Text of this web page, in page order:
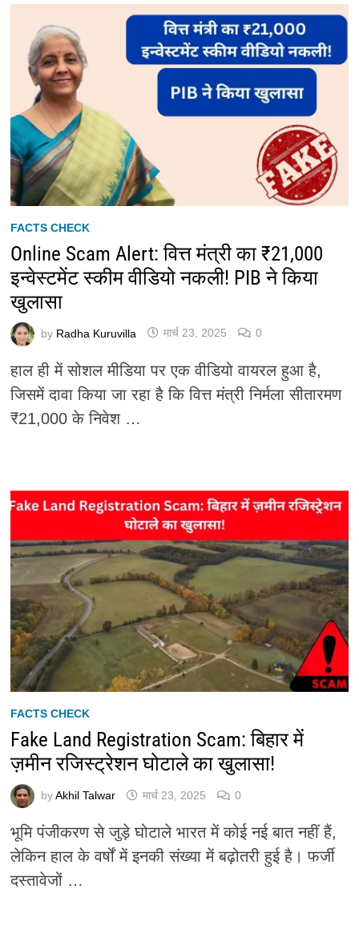
FACTS CHECK
Online Scam Alert: वित्त मंत्री का ₹21,000
इन्वेस्टमेंट स्कीम वीडियो नकली! PIB ने किया
खुलासा
by Radha Kuruvilla मार्च 23, 2025 0
हाल ही में सोशल मीडिया पर एक वीडियो वायरल हुआ है,
जिसमें दावा किया जा रहा है कि वित्त मंत्री निर्मला सीतारमण
₹21,000 के निवेश …
FACTS CHECK
Fake Land Registration Scam: बिहार में
ज़मीन रजिस्ट्रेशन घोटाले का खुलासा!
byAkhil Talwar मार्च 23, 2025 0
भूमि पंजीकरण से जुड़े घोटाले भारत में कोई नई बात नहीं हैं,
लेकिन हाल के वर्षों में इनकी संख्या में बढ़ोतरी हुई है। फर्जी
दस्तावेजों …